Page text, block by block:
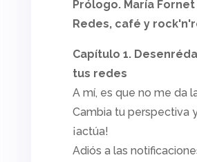
Prólogo. María Fornet
Redes, café y
Capítulo 1.
tus redes
A mí, es que no me da
Cambia tu perspectiva
¡actúa!
Adiós a las